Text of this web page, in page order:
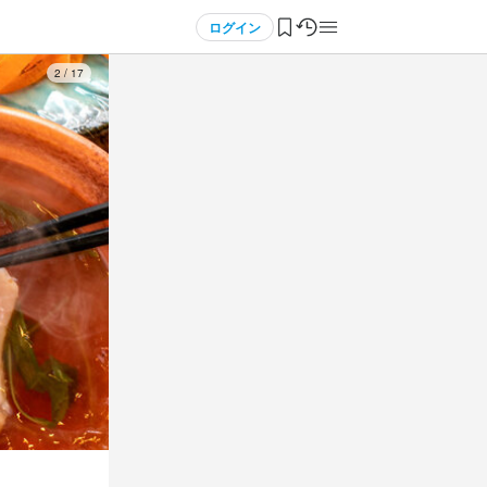
ログイン
3 / 17